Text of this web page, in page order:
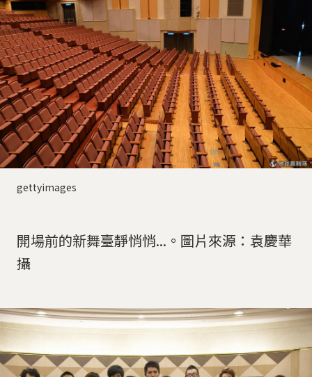
gettyimages
開場前的新舞臺靜悄悄...。圖片來源：袁慶華
攝